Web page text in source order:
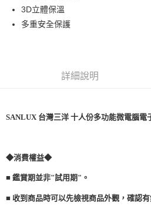
AFTEE先享後付是「在收到商品之後才付款
便利好安心！
【「AFTEE先享後付」結帳流程】
３．收到繳費通知簡訊後14天內，點擊此簡
後付繳納相關費用。
※ 交易是否成功請以「AFTEE先享後付 」
是否繳費成功／繳費後需取消欲退款等相關
客戶支援中心」 https://
ATM付款
3D立體保溫
多重安全保護
詳細說明
SANLUX 台灣三洋 十人份多功能微電腦電
◆消費權益◆
■ 鑑賞期並非"試用期"。
■ 收到商品時可以先檢視商品外觀，確認有